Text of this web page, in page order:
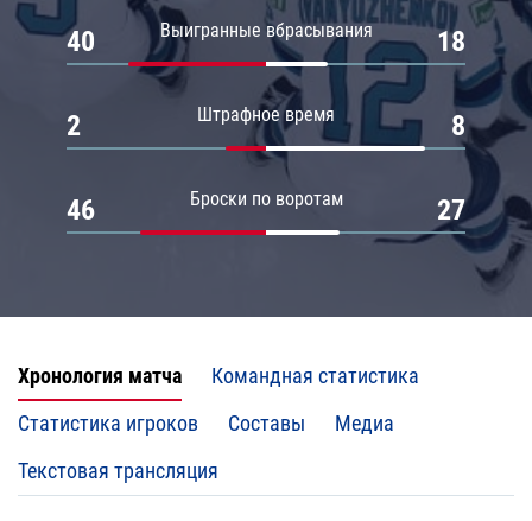
Выигранные вбрасывания
40 18
Штрафное время
2 8
Броски по воротам
46 27
Хронология матча
Командная статистика
Статистика игроков
Составы
Медиа
Текстовая трансляция